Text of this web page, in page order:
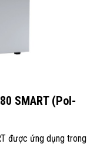
SMART (Pol-
được ứng dụng trong